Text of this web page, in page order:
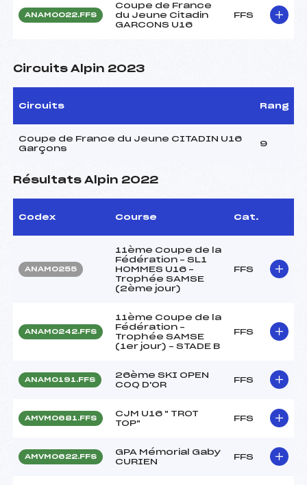
ANAM0022.FFS
Coupe de France
du Jeune Citadin
GARCONS U16
FFS
Circuits Alpin 2023
Circuits Rang
Coupe de France du Jeune CITADIN U16
Garçons
9
Résultats Alpin 2022
Codex Course Cat.
ANAM0255
11ème Coupe de la
Fédération – SL1
HOMMES U16 –
Trophée SAMSE
(2ème jour)
FFS
ANAM0242.FFS
11ème Coupe de la
Fédération –
Trophée SAMSE
(1er jour) – STADE B
FFS
ANAM0191.FFS
26ème SKI OPEN
COQ D'OR
FFS
AMVM0681.FFS
CJM U16 " TROT
TOP"
FFS
AMVM0622.FFS
GPA Mémorial Gaby
CURIEN
FFS